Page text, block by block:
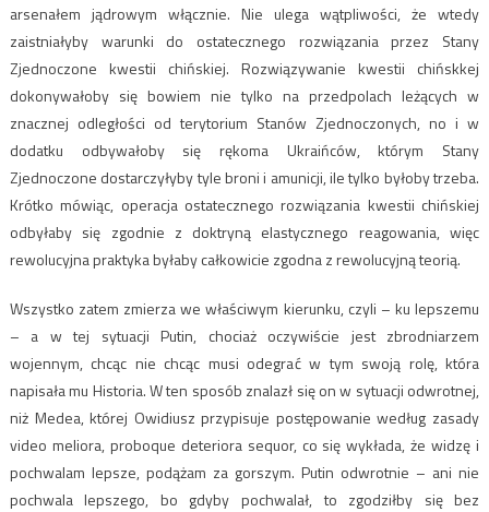
arsenałem jądrowym włącznie. Nie ulega wątpliwości, że wtedy
zaistniałyby warunki do ostatecznego rozwiązania przez Stany
Zjednoczone kwestii chińskiej. Rozwiązywanie kwestii chińskkej
dokonywałoby się bowiem nie tylko na przedpolach leżących w
znacznej odległości od terytorium Stanów Zjednoczonych, no i w
dodatku odbywałoby się rękoma Ukraińców, którym Stany
Zjednoczone dostarczyłyby tyle broni i amunicji, ile tylko byłoby trzeba.
Krótko mówiąc, operacja ostatecznego rozwiązania kwestii chińskiej
odbyłaby się zgodnie z doktryną elastycznego reagowania, więc
rewolucyjna praktyka byłaby całkowicie zgodna z rewolucyjną teorią.
Wszystko zatem zmierza we właściwym kierunku, czyli – ku lepszemu
– a w tej sytuacji Putin, chociaż oczywiście jest zbrodniarzem
wojennym, chcąc nie chcąc musi odegrać w tym swoją rolę, która
napisała mu Historia. W ten sposób znalazł się on w sytuacji odwrotnej,
niż Medea, której Owidiusz przypisuje postępowanie według zasady
video meliora, proboque deteriora sequor, co się wykłada, że widzę i
pochwalam lepsze, podążam za gorszym. Putin odwrotnie – ani nie
pochwala lepszego, bo gdyby pochwalał, to zgodziłby się bez